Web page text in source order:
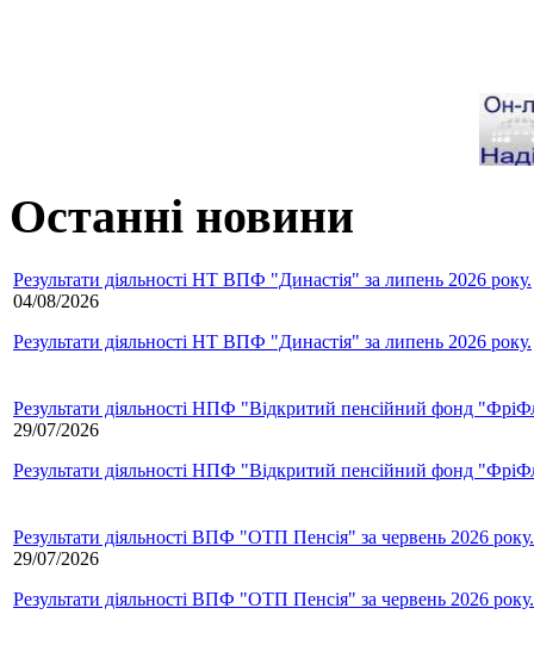
Останні новини
Результати діяльності НТ ВПФ "Династія" за липень 2026 року.
04/08/2026
Результати діяльності НТ ВПФ "Династія" за липень 2026 року.
Результати діяльності НПФ "Відкритий пенсійний фонд
29/07/2026
Результати діяльності НПФ "Відкритий пенсійний фонд
Результати діяльності ВПФ "ОТП Пенсія" за червень 2026 року.
29/07/2026
Результати діяльності ВПФ "ОТП Пенсія" за червень 2026 року.